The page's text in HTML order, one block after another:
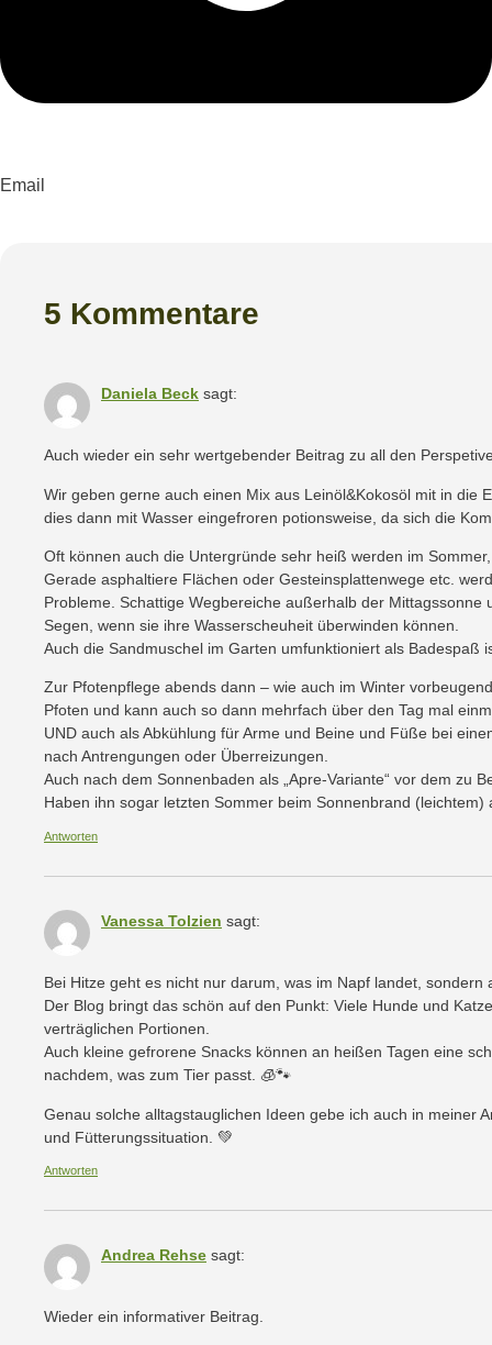
Email
5 Kommentare
Daniela Beck sagt:
Auch wieder ein sehr wertgebender Beitrag zu all den
Wir geben gerne auch einen Mix aus Leinöl&Kokosöl mit in die
dies dann mit Wasser eingefroren potionsweise, da sich die
Oft können auch die Untergründe sehr heiß werden im
Gerade asphaltiere Flächen oder Gesteinsplattenwege etc.
Probleme. Schattige Wegbereiche außerhalb der
Segen, wenn sie ihre Wasserscheuheit überwinden können.
Auch die Sandmuschel im Garten umfunktioniert als Badespaß
Zur Pfotenpflege abends dann – wie auch im Winter
Pfoten und kann auch so dann mehrfach über den Tag mal
UND auch als Abkühlung für Arme und Beine und Füße bei
nach Antrengungen oder Überreizungen.
Auch nach dem Sonnenbaden als „Apre-Variante“ vor dem zu
Haben ihn sogar letzten Sommer beim Sonnenbrand (leichtem)
Antworten
Vanessa Tolzien sagt:
Bei Hitze geht es nicht nur darum, was im Napf landet, sondern
Der Blog bringt das schön auf den Punkt: Viele Hunde und
verträglichen Portionen.
Auch kleine gefrorene Snacks können an heißen Tagen eine
nachdem, was zum Tier passt. 🧊🐾
Genau solche alltagstauglichen Ideen gebe ich auch in meiner
und Fütterungssituation. 💚
Antworten
Andrea Rehse sagt:
Wieder ein informativer Beitrag.